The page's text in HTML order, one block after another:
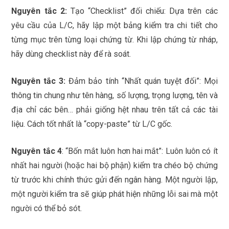
Nguyên tắc 2: Tạo “Checklist” đối chiếu: Dựa trên các
yêu cầu của L/C, hãy lập một bảng kiểm tra chi tiết cho
từng mục trên từng loại chứng từ. Khi lập chứng từ nháp,
hãy dùng checklist này để rà soát.
Nguyên tắc 3: Đảm bảo tính “Nhất quán tuyệt đối”: Mọi
thông tin chung như tên hàng, số lượng, trọng lượng, tên và
địa chỉ các bên… phải giống hệt nhau trên tất cả các tài
liệu. Cách tốt nhất là “copy-paste” từ L/C gốc.
Nguyên tắc 4: “Bốn mắt luôn hơn hai mắt”: Luôn luôn có ít
nhất hai người (hoặc hai bộ phận) kiểm tra chéo bộ chứng
từ trước khi chính thức gửi đến ngân hàng. Một người lập,
một người kiểm tra sẽ giúp phát hiện những lỗi sai mà một
người có thể bỏ sót.